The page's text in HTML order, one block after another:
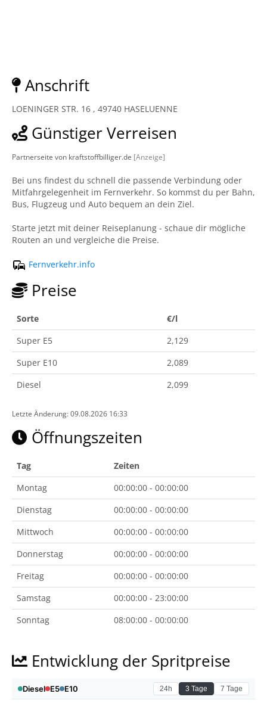
Anschrift
LOENINGER STR. 16 , 49740 HASELUENNE
Günstiger Verreisen
Partnerseite von kraftstoffbilliger.de [Anzeige]
Bei uns findest du schnell die passende Verbindung oder
Mitfahrgelegenheit im Fernverkehr. So kommst du per Bahn,
Bus, Flugzeug und Auto bequem an dein Ziel.
Starte jetzt mit deiner Reiseplanung - schaue dir mögliche
Routen an und vergleiche die Preise.
Fernverkehr.info
Preise
Sorte
€/l
Super E5
2,129
Super E10
2,089
Diesel
2,099
Letzte Änderung: 09.08.2026 16:33
Öffnungszeiten
Tag
Zeiten
Montag
00:00:00 - 00:00:00
Dienstag
00:00:00 - 00:00:00
Mittwoch
00:00:00 - 00:00:00
Donnerstag
00:00:00 - 00:00:00
Freitag
00:00:00 - 00:00:00
Samstag
00:00:00 - 23:00:00
Sonntag
08:00:00 - 00:00:00
Entwicklung der Spritpreise